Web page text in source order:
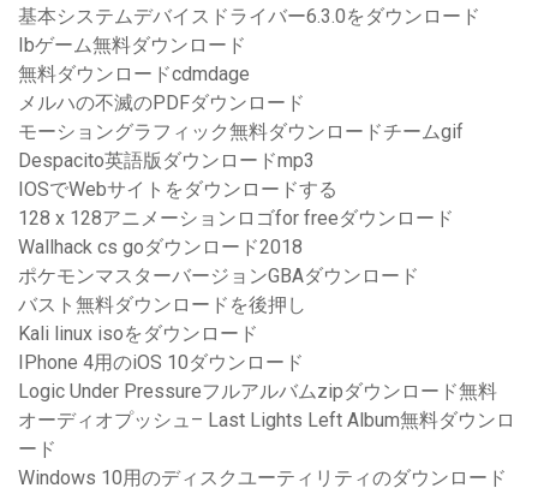
基本システムデバイスドライバー6.3.0をダウンロード
Ibゲーム無料ダウンロード
無料ダウンロードcdmdage
メルハの不滅のPDFダウンロード
モーショングラフィック無料ダウンロードチームgif
Despacito英語版ダウンロードmp3
IOSでWebサイトをダウンロードする
128 x 128アニメーションロゴfor freeダウンロード
Wallhack cs goダウンロード2018
ポケモンマスターバージョンGBAダウンロード
バスト無料ダウンロードを後押し
Kali linux isoをダウンロード
IPhone 4用のiOS 10ダウンロード
Logic Under Pressureフルアルバムzipダウンロード無料
オーディオプッシュ– Last Lights Left Album無料ダウンロ
ード
Windows 10用のディスクユーティリティのダウンロード